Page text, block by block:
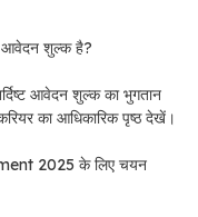
आवेदन शुल्क है?
आवेदन शुल्क का भुगतान
का आधिकारिक पृष्ठ देखें।
2025 के लिए चयन